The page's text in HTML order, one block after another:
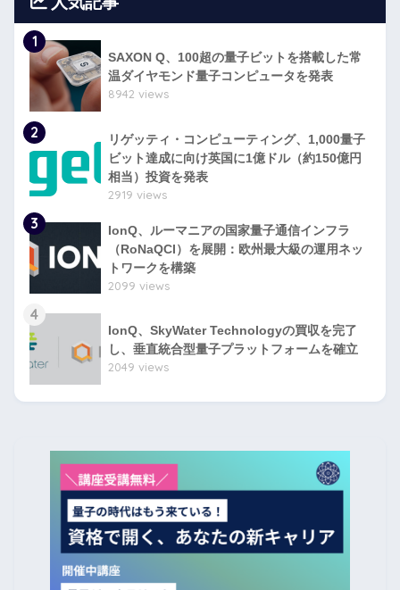
1
SAXON Q、100超の量子ビットを搭載した常
温ダイヤモンド量子コンピュータを発表
8942 views
2
リゲッティ・コンピューティング、1,000量子
ビット達成に向け英国に1億ドル（約150億円
相当）投資を発表
2919 views
3
IonQ、ルーマニアの国家量子通信インフラ
（RoNaQCI）を展開：欧州最大級の運用ネッ
トワークを構築
2099 views
4
IonQ、SkyWater Technologyの買収を完了
し、垂直統合型量子プラットフォームを確立
2049 views